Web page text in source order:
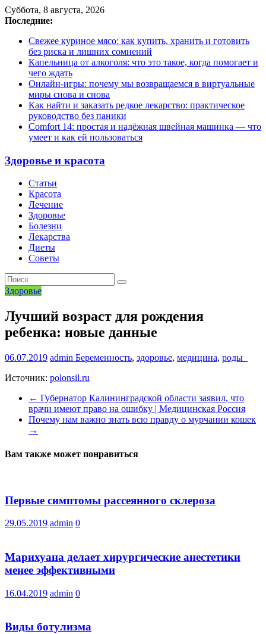
Суббота, 8 августа, 2026
Последние:
Свежее куриное мясо: как купить, хранить и готовить
без риска и лишних сомнений
Капельница от алкоголя: что это такое, когда помогает и
чего ждать
Онлайн-игры: почему мы возвращаемся в виртуальные
миры снова и снова
Как найти и заказать редкое лекарство: практическое
руководство без паники
Comfort 14: простая и надёжная швейная машинка — что
умеет и как ей пользоваться
Здоровье и красота
Статьи
Красота
Лечение
Здоровье
Болезни
Лекарства
Диеты
Советы
Здоровье
Лучший возраст для рождения
ребенка: новые данные
06.07.2019 admin Беременность, здоровье, медицина, роды
Источник: polonsil.ru
← Губернатор Калининградской области заявил, что
врачи имеют право на ошибку | Медицинская Россия
Почему нам важно знать всю правду о мурчании кошек
→
Вам также может понравиться
Первые симптомы рассеянного склероза
29.05.2019 admin 0
Марихуана делает хирургические анестетики
менее эффективными
16.04.2019 admin 0
Виды ботулизма